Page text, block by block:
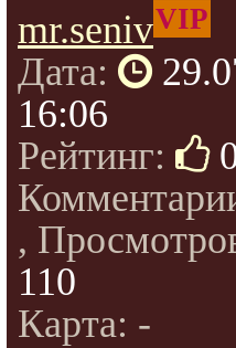
mr.senivVIP
Дата:
16:06
Рейтинг:
,
110
Карта: -